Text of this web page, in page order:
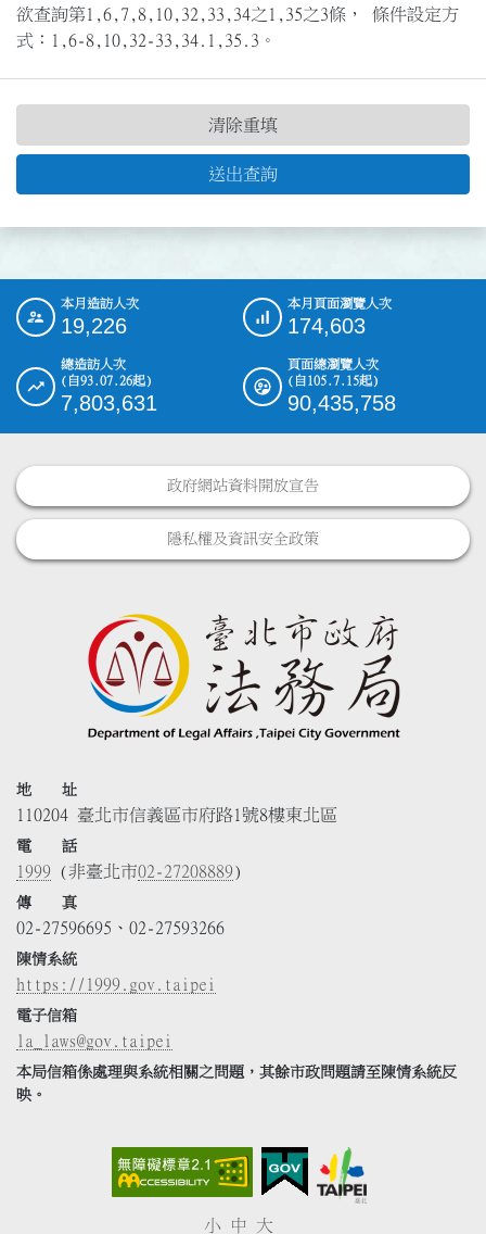
欲查詢第1,6,7,8,10,32,33,34之1,35之3條， 條件設定方
式：1,6-8,10,32-33,34.1,35.3。
送出查詢
清除重填
::: 本月造訪人次
19,226
本月頁面瀏覽人次
174,603
總造訪人次
(自93.07.26起)
7,803,631
頁面總瀏覽人次
(自105.7.15起)
90,435,758
政府網站資料開放宣告
隱私權及資訊安全政策
地 址
110204 臺北市信義區市府路1號8樓東北區
電 話
1999 (非臺北市02-27208889)
傳 真
02-27596695、02-27593266
陳情系統
https://1999.gov.taipei
電子信箱
la_laws@gov.taipei
本局信箱係處理與系統相關之問題，其餘市政問題請至陳情系統反
映。
小 中 大